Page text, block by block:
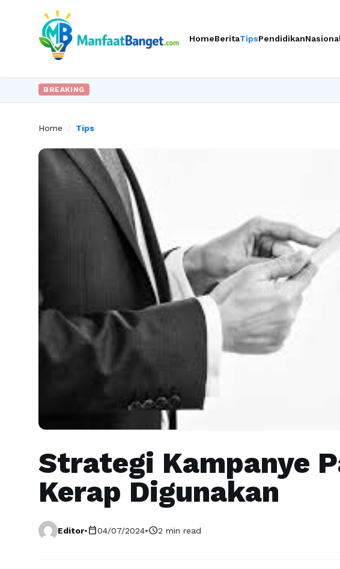
HomeBeritaTipsPendidikan
BREAKING
Home / Tips
Strategi Kampanye
Kerap Digunakan
Editor•calendar_today04/07/2024•schedule2 min read